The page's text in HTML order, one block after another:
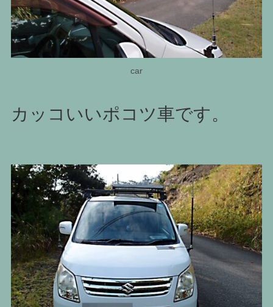
car
カッコいいポコツ車です。